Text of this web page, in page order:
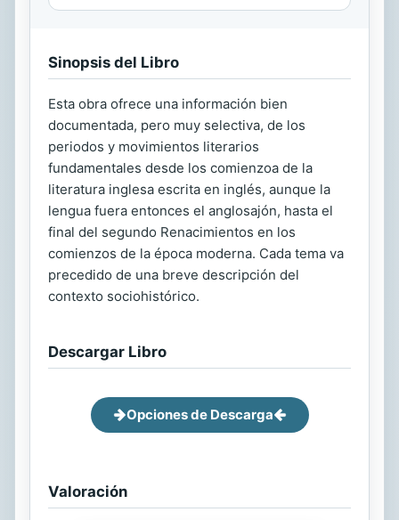
Sinopsis del Libro
Esta obra ofrece una información bien
documentada, pero muy selectiva, de los
periodos y movimientos literarios
fundamentales desde los comienzoa de la
literatura inglesa escrita en inglés, aunque la
lengua fuera entonces el anglosajón, hasta el
final del segundo Renacimientos en los
comienzos de la época moderna. Cada tema va
precedido de una breve descripción del
contexto sociohistórico.
Descargar Libro
Opciones de Descarga
Valoración